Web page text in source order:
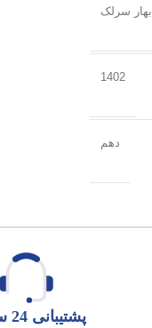
بهار سرلک
1402
دهم
پشتیبانی 24 ساعته